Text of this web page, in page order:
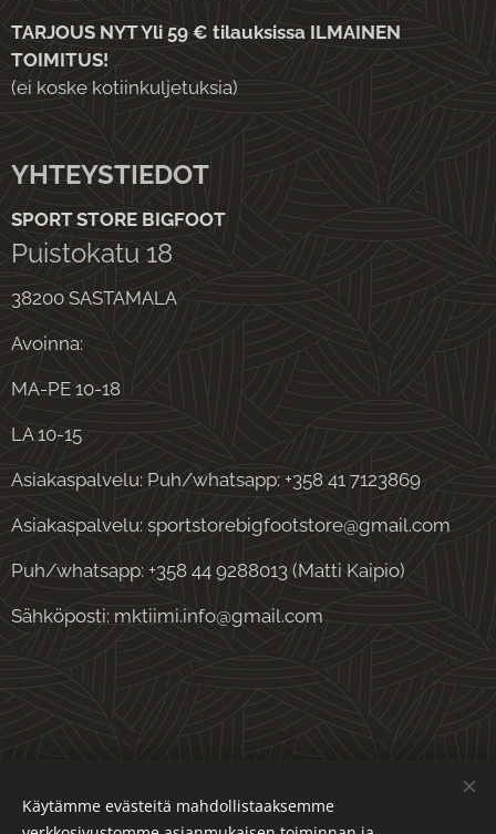
TARJOUS NYT Yli 59 € tilauksissa ILMAINEN
TOIMITUS!
(ei koske kotiinkuljetuksia)
YHTEYSTIEDOT
SPORT STORE BIGFOOT
Puistokatu 18
38200 SASTAMALA
Avoinna:
MA-PE 10-18
LA 10-15
Asiakaspalvelu: Puh/whatsapp: +358 41 7123869
Asiakaspalvelu: sportstorebigfootstore@gmail.com
Puh/whatsapp: +358 44 9288013 (Matti Kaipio)
Sähköposti: mktiimi.info@gmail.com
Evästeet
Käytämme evästeitä mahdollistaaksemme